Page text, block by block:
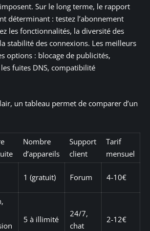
Sur le long terme, le rapport
déterminant : testez l’abonnement
les fonctionnalités, la diversité des
stabilité des connexions. Les meilleurs
options : blocage de publicités,
fuites DNS, compatibilité
un tableau permet de comparer d’un
Nombre
d’appareils
Support
client
Tarif
mensuel
1 (gratuit) Forum 4-10€
5 à illimité
24/7,
chat
2-12€